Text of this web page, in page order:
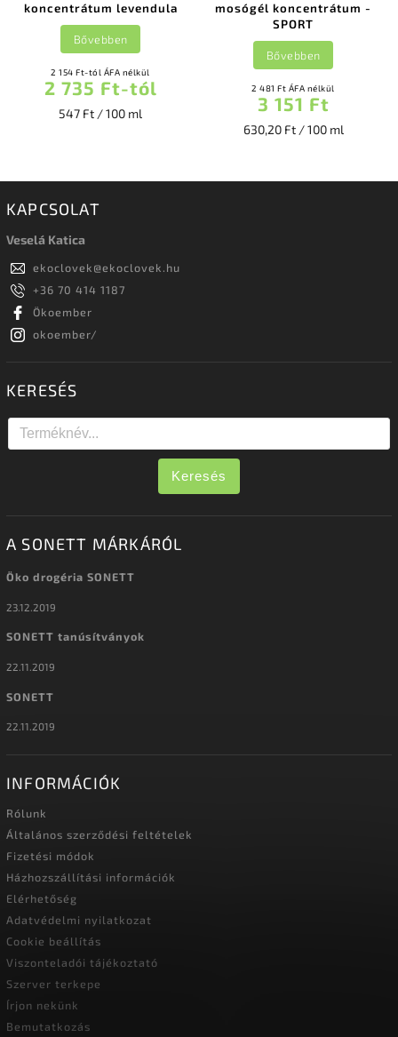
koncentrátum levendula
2 154 Ft-tól ÁFA nélkül
2 735 Ft-tól
547 Ft / 100 ml
Bővebben
mosógél koncentrátum -
SPORT
2 481 Ft ÁFA nélkül
3 151 Ft
630,20 Ft / 100 ml
Bővebben
KAPCSOLAT
Veselá Katica
ekoclovek@ekoclovek.hu
+36 70 414 1187
Ökoember
okoember/
KERESÉS
Keresés
A SONETT MÁRKÁRÓL
Öko drogéria SONETT
23.12.2019
SONETT tanúsítványok
22.11.2019
SONETT
22.11.2019
INFORMÁCIÓK
Rólunk
Általános szerződési feltételek
Fizetési módok
Házhozszállítási információk
Elérhetőség
Adatvédelmi nyilatkozat
Cookie beállítás
Viszonteladói tájékoztató
Szerver terkepe
Írjon nekünk
Bemutatkozás